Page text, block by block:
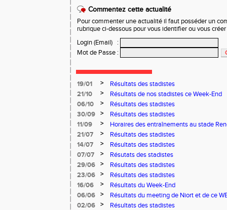
Commentez cette actualité
Pour commenter une actualité il faut posséder un
rubrique ci-dessous pour vous identifier ou vous
Login (Email)
:
Mot de Passe :
19/01 >
Résultats des stadistes
21/10
>
Résultats de nos stadistes ce Week-End
06/10
>
Résultats des stadistes
30/09
>
Résultats des stadistes
11/09
>
Horaires des entraînements au stade
21/07
>
Résultats des stadistes
14/07
>
Résultats des stadistes
07/07
>
Résutats des stadistes
29/06
>
Résultats des stadistes
23/06
>
Résultats des stadistes
16/06
>
Résultats du Week-End
06/06
>
Résultats du meeting de Niort et de ce
02/06
>
Résultats des stadistes